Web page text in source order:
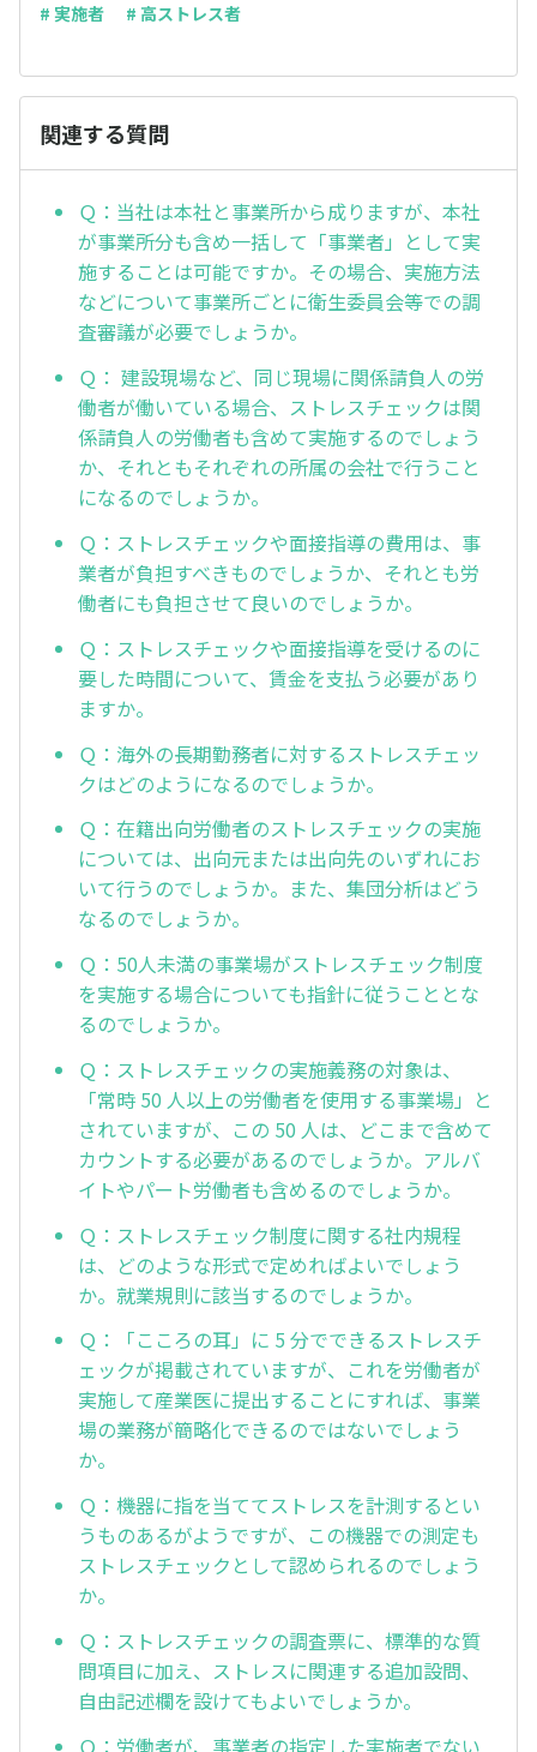
# 実施者 # 高ストレス者
関連する質問
Ｑ：当社は本社と事業所から成りますが、本社
が事業所分も含め一括して「事業者」として実
施することは可能ですか。その場合、実施方法
などについて事業所ごとに衛生委員会等での調
査審議が必要でしょうか。
Ｑ： 建設現場など、同じ現場に関係請負人の労
働者が働いている場合、ストレスチェックは関
係請負人の労働者も含めて実施するのでしょう
か、それともそれぞれの所属の会社で行うこと
になるのでしょうか。
Ｑ：ストレスチェックや面接指導の費用は、事
業者が負担すべきものでしょうか、それとも労
働者にも負担させて良いのでしょうか。
Ｑ：ストレスチェックや面接指導を受けるのに
要した時間について、賃金を支払う必要があり
ますか。
Ｑ：海外の長期勤務者に対するストレスチェッ
クはどのようになるのでしょうか。
Ｑ：在籍出向労働者のストレスチェックの実施
については、出向元または出向先のいずれにお
いて行うのでしょうか。また、集団分析はどう
なるのでしょうか。
Ｑ：50人未満の事業場がストレスチェック制度
を実施する場合についても指針に従うこととな
るのでしょうか。
Ｑ：ストレスチェックの実施義務の対象は、
「常時 50 人以上の労働者を使用する事業場」と
されていますが、この 50 人は、どこまで含めて
カウントする必要があるのでしょうか。アルバ
イトやパート労働者も含めるのでしょうか。
Ｑ：ストレスチェック制度に関する社内規程
は、どのような形式で定めればよいでしょう
か。就業規則に該当するのでしょうか。
Ｑ：「こころの耳」に 5 分でできるストレスチ
ェックが掲載されていますが、これを労働者が
実施して産業医に提出することにすれば、事業
場の業務が簡略化できるのではないでしょう
か。
Ｑ：機器に指を当ててストレスを計測するとい
うものあるがようですが、この機器での測定も
ストレスチェックとして認められるのでしょう
か。
Ｑ：ストレスチェックの調査票に、標準的な質
問項目に加え、ストレスに関連する追加設問、
自由記述欄を設けてもよいでしょうか。
Ｑ：労働者が、事業者の指定した実施者でない